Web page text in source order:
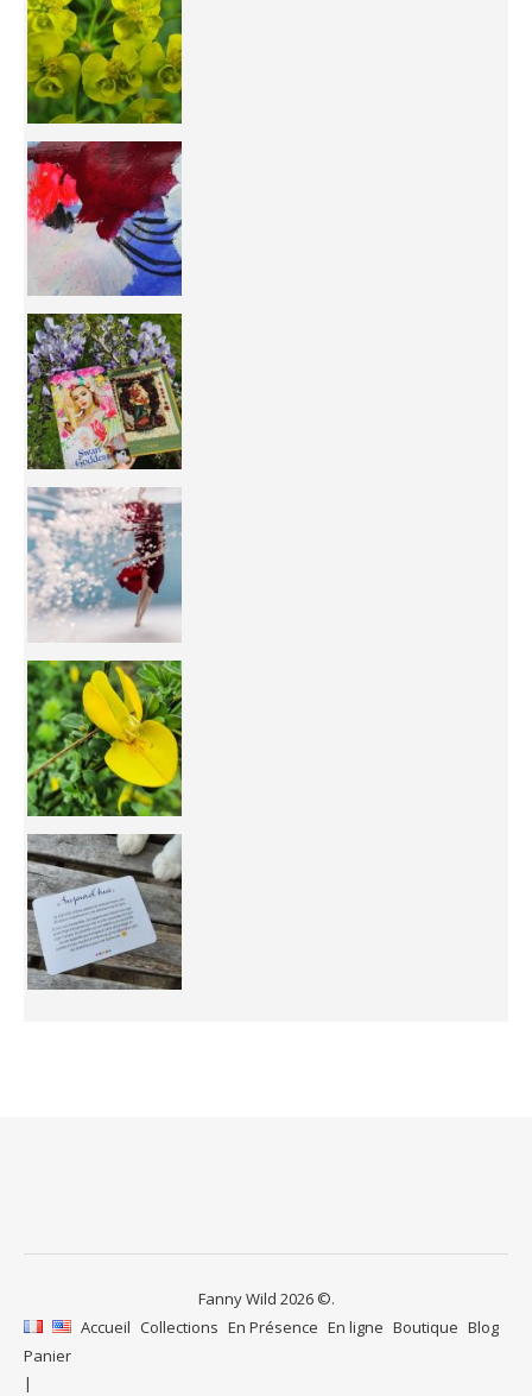
50/50 OR 100/100 ? The day after Ascension, w
Fanny Wild 2026 ©.
Accueil Collections En Présence En ligne Boutique Blog
Panier